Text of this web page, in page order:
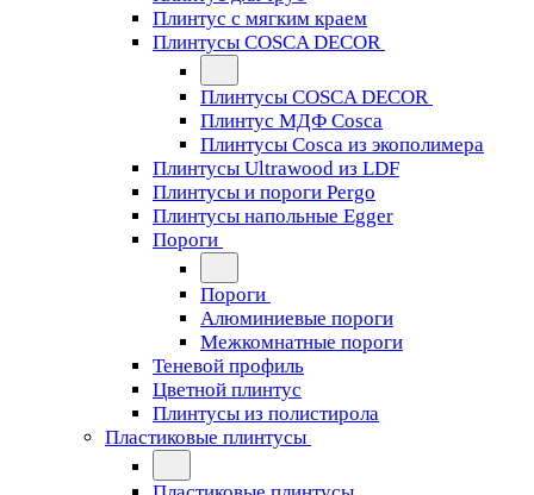
Плинтус с мягким краем
Плинтусы COSCA DECOR
Плинтусы COSCA DECOR
Плинтус МДФ Cosca
Плинтусы Cosca из экополимера
Плинтусы Ultrawood из LDF
Плинтусы и пороги Pergo
Плинтусы напольные Egger
Пороги
Пороги
Алюминиевые пороги
Межкомнатные пороги
Теневой профиль
Цветной плинтус
Плинтусы из полистирола
Пластиковые плинтусы